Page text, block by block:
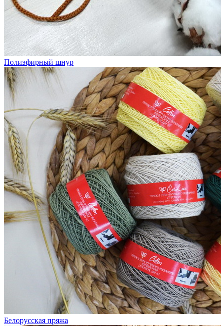
Полиэфирный шнур
Белорусская пряжа